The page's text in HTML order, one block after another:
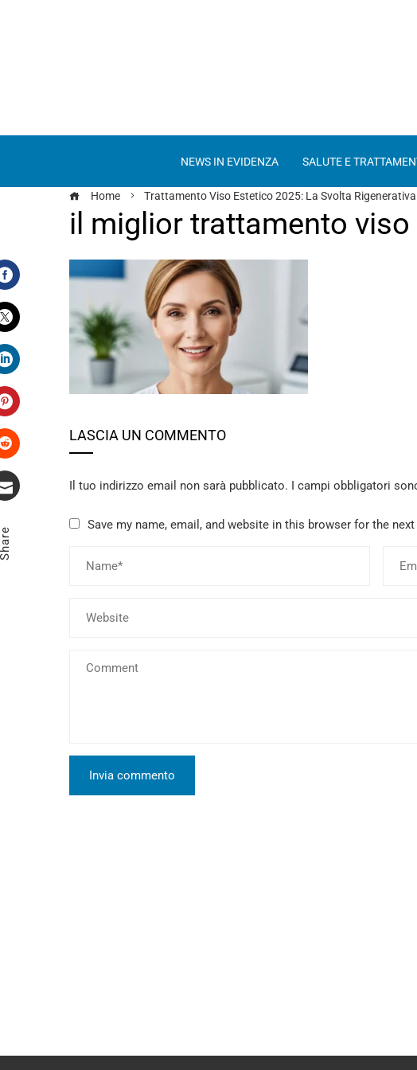
NEWS IN EVIDENZA SALUTE E
Home Trattamento Viso Estetico 2025: La Svolta
il miglior trattamento
Facebook
Twitter
LinkedIn
Pinterest
Stumbleupon
LASCIA UN COMMENTO
Il tuo indirizzo email non sarà pubblicato. I campi obbligatori
Save my name, email, and website in this browser for the